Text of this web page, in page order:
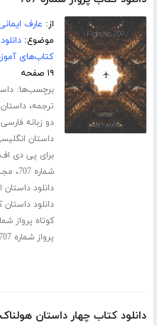
از: عارف
موضوع:
کتاب‌های
۱۹ صفحه
برچسب‌ها:
ترجمه،
دو زبانه
داستان
برای پی دی اف
شماره 707
،
دانلود داستان
دانلود داستان
کوتاه پرواز شماره 707 برای
پرواز شماره 707 برای ایفون
دانلود کتاب چهار داستان